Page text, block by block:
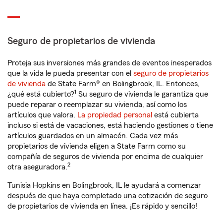
Seguro de propietarios de vivienda
Proteja sus inversiones más grandes de eventos inesperados
que la vida le pueda presentar con el seguro de propietarios
de vivienda de State Farm® en Bolingbrook, IL. Entonces,
¿qué está cubierto?1 Su seguro de vivienda le garantiza que
puede reparar o reemplazar su vivienda, así como los
artículos que valora. La propiedad personal está cubierta
incluso si está de vacaciones, está haciendo gestiones o tiene
artículos guardados en un almacén. Cada vez más
propietarios de vivienda eligen a State Farm como su
compañía de seguros de vivienda por encima de cualquier
otra aseguradora.2
Tunisia Hopkins en Bolingbrook, IL le ayudará a comenzar
después de que haya completado una cotización de seguro
de propietarios de vivienda en línea. ¡Es rápido y sencillo!